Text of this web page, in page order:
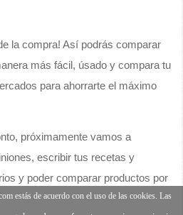
la compra! Así podrás comparar
más fácil, úsado y compara tu
para ahorrarte el máximo
próximamente vamos a
escribir tus recetas y
y poder comparar productos por
estás de acuerdo con el uso de las cookies. Las